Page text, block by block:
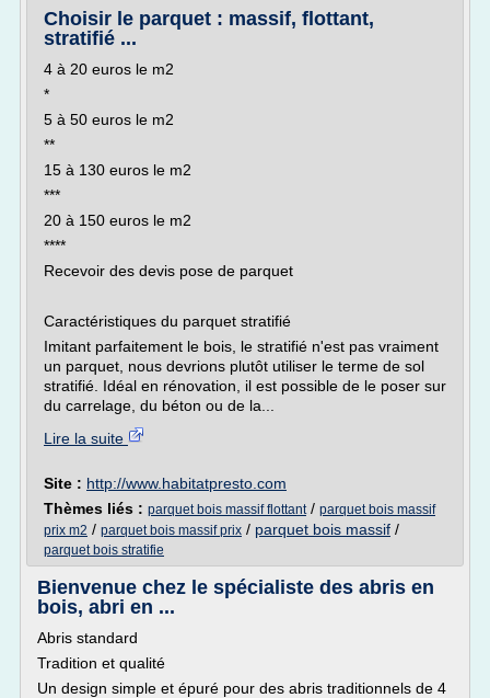
Choisir le parquet : massif, flottant,
stratifié ...
4 à 20 euros le m2
*
5 à 50 euros le m2
**
15 à 130 euros le m2
***
20 à 150 euros le m2
****
Recevoir des devis pose de parquet
Caractéristiques du parquet stratifié
Imitant parfaitement le bois, le stratifié n'est pas vraiment
un parquet, nous devrions plutôt utiliser le terme de sol
stratifié. Idéal en rénovation, il est possible de le poser sur
du carrelage, du béton ou de la...
Lire la suite
Site : http://www.habitatpresto.com
Thèmes liés : parquet bois massif flottant/ parquet bois massif
prix m2 / parquet bois massif prix / parquet bois massif /
parquet bois stratifie
Bienvenue chez le spécialiste des abris en
bois, abri en ...
Abris standard
Tradition et qualité
Un design simple et épuré pour des abris traditionnels de 4